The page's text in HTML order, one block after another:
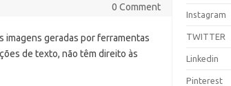
0 Comment
imagens geradas por ferramentas
de texto, não têm direito às
Instagram
TWITTER
Linkedin
Pinterest